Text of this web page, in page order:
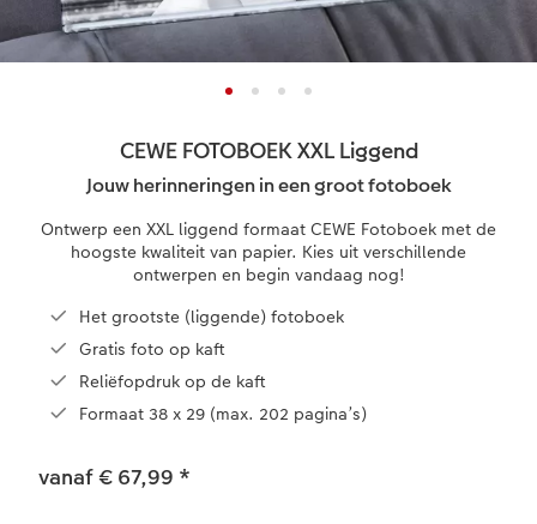
XXL Liggend
Compact Vierkant
Kids
Papiersoorten
Kaftsoorten
Mogelijkheden
Mini retro prints
Fine art prints
Mini prints
Foto in lijst
Premium poster
Fotosets
Foto op forex
Foto op hexxas
Meerluik
Alle extra's
Papiersoorten
Om op te schrijven
Met designs
Alle extra's
Textiel
Dierencadeaus
Telefoonhoesjes
Fotogeschenkboxen
Art prints
Trouwkaarten
Verjaardagskaarten
Communiekaarten
Alle thema's
Met reliëfopdruk
CEWE FOTOBOEK XXL Liggend
Jouw herinneringen in een groot fotoboek
Ontwerp een XXL liggend formaat CEWE Fotoboek met de
hoogste kwaliteit van papier. Kies uit verschillende
ontwerpen en begin vandaag nog!
Het grootste (liggende) fotoboek
Gratis foto op kaft
Reliëfopdruk op de kaft
Formaat 38 x 29 (max. 202 pagina’s)
vanaf € 67,99 *